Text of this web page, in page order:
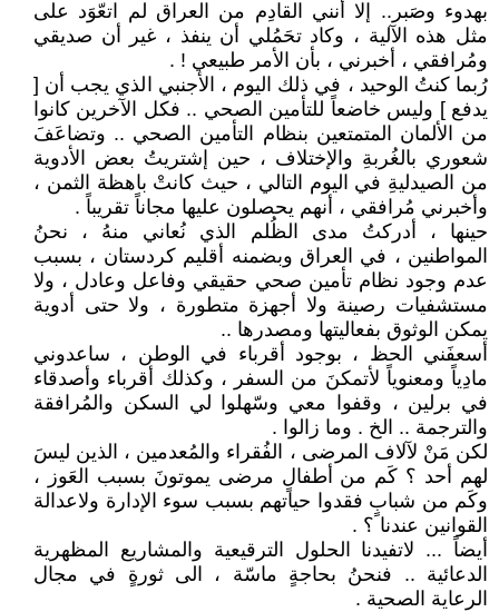
بهدوء وصَبر.. إلا أنني القادِم من العراق لم اتعّوَد على
مثل هذه الآلية ، وكاد تحَمُلي أن ينفذ ، غير أن صديقي
ومُرافقي ، أخبرني ، بأن الأمر طبيعي ! .
رُبما كنتُ الوحيد ، في ذلك اليوم ، الأجنبي الذي يجب أن [
يدفع ] وليس خاضعاً للتأمين الصحي .. فكل الآخرين كانوا
من الألمان المتمتعين بنظام التأمين الصحي .. وتضاعَفَ
شعوري بالغُربةِ والإختلاف ، حين إشتريتُ بعض الأدوية
من الصيدليةِ في اليوم التالي ، حيث كانتْ باهظة الثمن ،
وأخبرني مُرافقي ، أنهم يحصلون عليها مجاناً تقريباً .
حينها ، أدركتُ مدى الظُلم الذي نُعاني منهُ ، نحنُ
المواطنين ، في العراق وبضمنه أقليم كردستان ، بسبب
عدم وجود نظام تأمين صحي حقيقي وفاعل وعادل ، ولا
مستشفيات رصينة ولا أجهزة متطورة ، ولا حتى أدوية
يمكن الوثوق بفعاليتها ومصدرها ..
أسعفَني الحظ ، بوجود أقرباء في الوطن ، ساعدوني
مادِياً ومعنوياً لأتمكنَ من السفر ، وكذلك أقرباء وأصدقاء
في برلين ، وقفوا معي وسّهلوا لي السكن والمُرافقة
والترجمة .. الخ . وما زالوا .
لكن مَنْ لآلاف المرضى ، الفُقراء والمُعدمين ، الذين ليسَ
لهم أحد ؟ كَم من أطفالٍ مرضى يموتونَ بسبب العَوز ،
وكَم من شبابٍ فقدوا حياتهم بسبب سوء الإدارة ولاعدالة
القوانين عندنا ؟ .
أيضاً ... لاتفيدنا الحلول الترقيعية والمشاريع المظهرية
الدعائية .. فنحنُ بحاجةٍ ماسّة ، الى ثورةٍ في مجال
الرعاية الصحية .